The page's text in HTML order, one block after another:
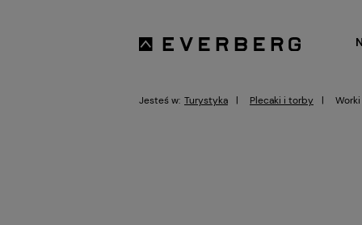
Jesteś w: Turystyka Plecaki i torby